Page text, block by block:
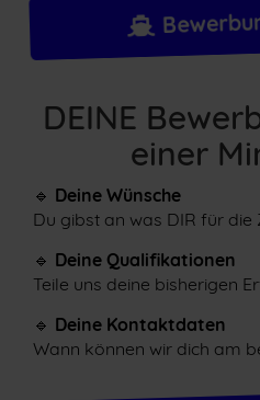
DEINE
einer
🔹 Deine Wünsche
Du gibst an was DIR für die
🔹 Deine Qualifikationen
Teile uns deine bisherigen
🔹 Deine Kontaktdaten
Wann können wir dich am